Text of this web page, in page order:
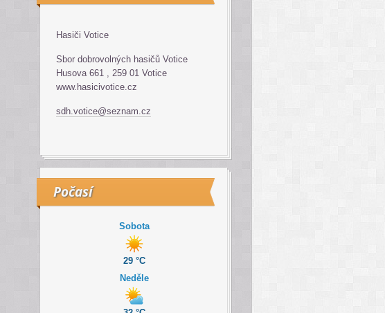
Hasiči Votice
Sbor dobrovolných hasičů Votice
Husova 661 , 259 01 Votice
www.hasicivotice.cz
sdh.votice@seznam.cz
Počasí
Sobota
29 °C
Neděle